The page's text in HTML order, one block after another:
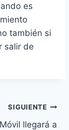
es
también si
salir de
SIGUIENTE
Móvil llegará a